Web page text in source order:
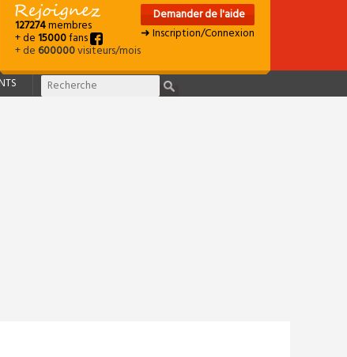
127274membres
+ de15000fans
+ de600000visiteurs/mois
Demander de l'aide
➜ Inscription/Connexion